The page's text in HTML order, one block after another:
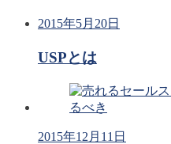
2015年5月20日
USPとは
2015年12月11日